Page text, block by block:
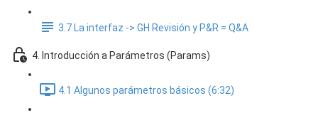
3.7 La interfaz -> GH Revisión y P&R = Q&A
4. Introducción a Parámetros (Params)
4.1 Algunos parámetros básicos (6:32)